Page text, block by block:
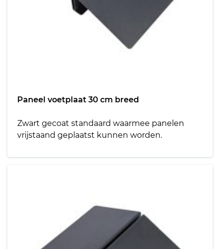
Paneel voetplaat 30 cm breed
Zwart gecoat standaard waarmee panelen
vrijstaand geplaatst kunnen worden.